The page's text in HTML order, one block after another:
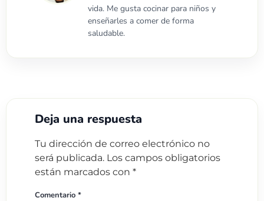
vida. Me gusta cocinar para niños y
enseñarles a comer de forma
saludable.
Deja una respuesta
Tu dirección de correo electrónico no
será publicada. Los campos obligatorios
están marcados con *
Comentario *